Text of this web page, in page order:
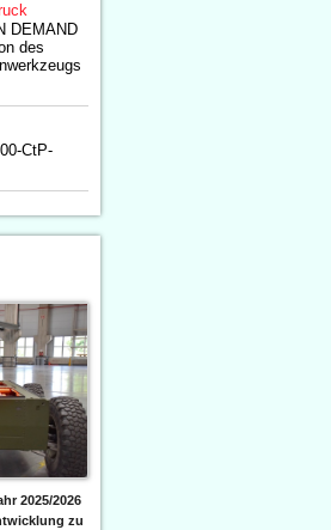
DEMAND
des
CtP-
2025/2026
zu